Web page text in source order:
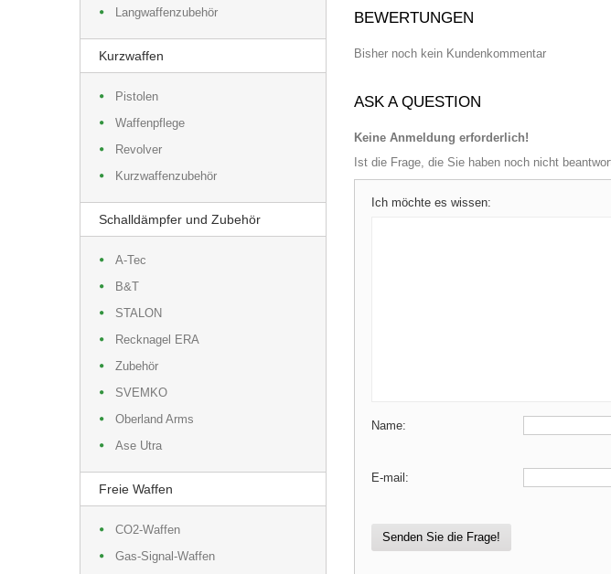
Langwaffenzubehör
Kurzwaffen
Pistolen
Waffenpflege
Revolver
Kurzwaffenzubehör
Schalldämpfer und Zubehör
A-Tec
B&T
STALON
Recknagel ERA
Zubehör
SVEMKO
Oberland Arms
Ase Utra
Freie Waffen
CO2-Waffen
Gas-Signal-Waffen
BEWERTUNGEN
Bisher noch kein Kundenkommentar
ASK A QUESTION
Keine Anmeldung erforderlich!
Ist die Frage, die Sie haben noch nicht
Ich möchte es wissen:
Name:
E-mail:
Senden Sie die Frage!